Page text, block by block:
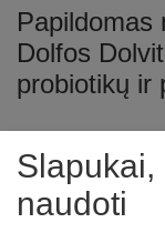
Papildomas
Dolfos
probiotikų ir
€ 1005
Slapukai,
naudoti